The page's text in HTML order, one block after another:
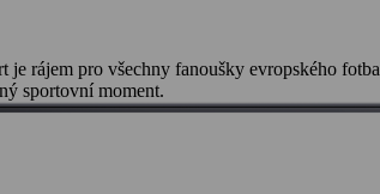
je rájem pro všechny fanoušky evropského
sportovní moment.